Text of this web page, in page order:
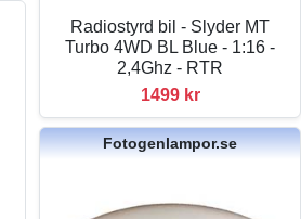
Radiostyrd bil - Slyder MT
Turbo 4WD BL Blue - 1:16 -
2,4Ghz - RTR
1499 kr
Fotogenlampor.se